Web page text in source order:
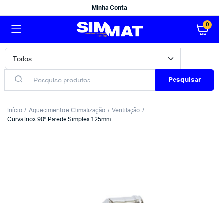
Minha Conta
0
Pesquisar
Início Aquecimento e Climatização
Ventilação
Curva Inox 90º Parede Simples 125mm